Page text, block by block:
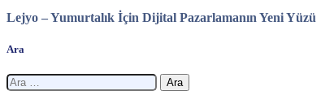
Lejyo – Yumurtalık İçin Dijital Pazarlamanın Yeni Yüzü
Ara
Arama: